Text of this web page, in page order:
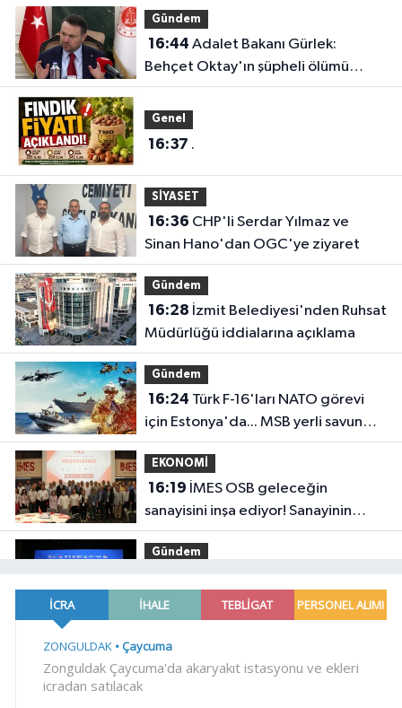
Gündem
16:44
Behçet Oktay'ın şüpheli ölümü
yeniden kapsamlı şekilde
incelenecek
Genel
16:37 .
SİYASET
16:36
Sinan Hano'dan OGC'ye ziyaret
Gündem
16:28
Müdürlüğü iddialarına açıklama
Gündem
16:24
için Estonya'da... MSB yerli savunma
sistemleriyle güçleniyor
EKONOMİ
16:19
sanayisini inşa ediyor! Sanayinin
geleceği İMES OSB'de konuşuldu
Gündem
yatırımlar imza altına alındı
16:09YÖK'ten uluslararası